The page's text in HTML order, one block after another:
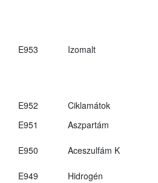
E953 Izomalt
E952 Ciklamátok
E951
Aszpartám
E950
Aceszulfám K
E949
Hidrogén